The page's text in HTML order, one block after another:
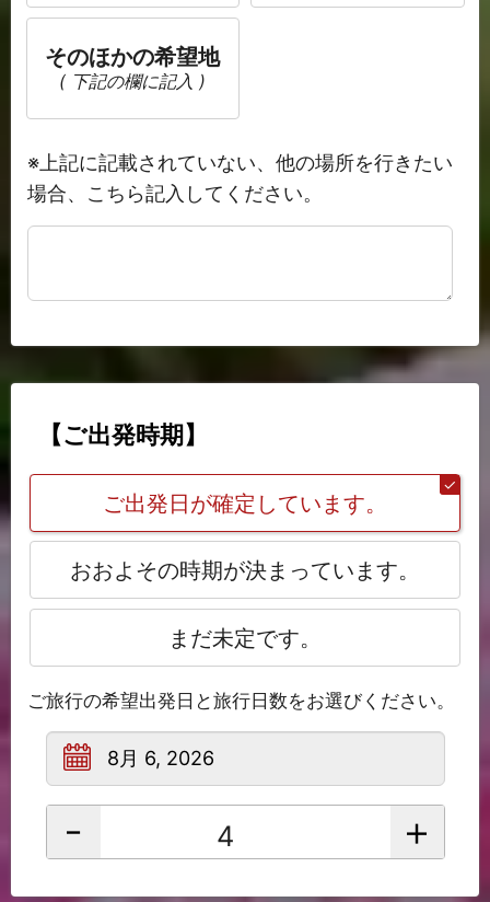
そのほかの希望地
( 下記の欄に記入 )
※上記に記載されていない、他の場所を行きたい
場合、こちら記入してください。
【ご出発時期】
ご出発日が確定しています。
おおよその時期が決まっています。
まだ未定です。
ご旅行の希望出発日と旅行日数をお選びください。
- +